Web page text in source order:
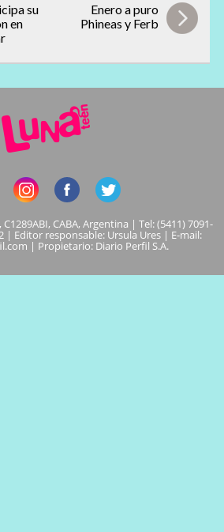
su
en
Enero a puro
Phineas y Ferb
CABA, Argentina | Tel: (5411) 7091-
| Editor responsable: Ursula Ures | E-mail:
| Propietario: Diario Perfil S.A.